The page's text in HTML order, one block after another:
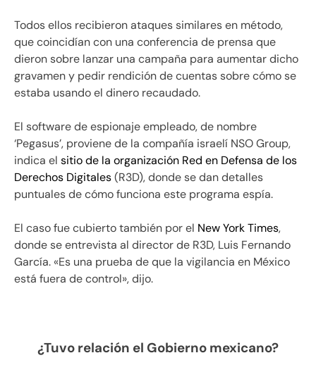
Todos ellos recibieron ataques similares en método,
que coincidían con una conferencia de prensa que
dieron sobre lanzar una campaña para aumentar dicho
gravamen y pedir rendición de cuentas sobre cómo se
estaba usando el dinero recaudado.
El software de espionaje empleado, de nombre
‘Pegasus’, proviene de la compañía israelí NSO Group,
indica el sitio de la organización Red en Defensa de los
Derechos Digitales(R3D), donde se dan detalles
puntuales de cómo funciona este programa espía.
El caso fue cubierto también por el New York Times,
donde se entrevista al director de R3D, Luis Fernando
García. «Es una prueba de que la vigilancia en México
está fuera de control», dijo.
¿Tuvo relación el Gobierno mexicano?